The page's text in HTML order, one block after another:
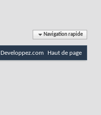
Navigation rapide
Developpez.com Haut de page